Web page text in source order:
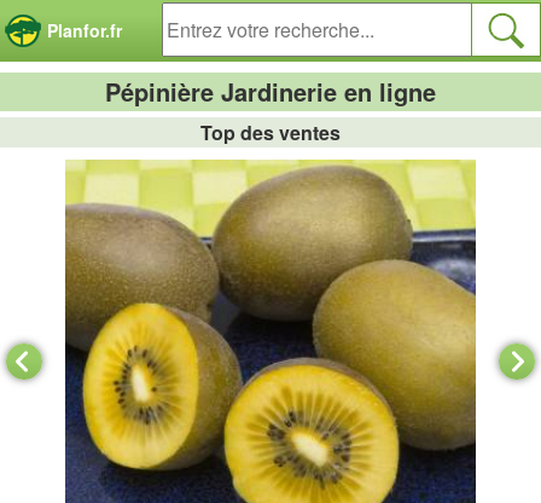
Planfor.fr
Pépinière Jardinerie en ligne
Top des ventes
Panneau de gestion des cookies